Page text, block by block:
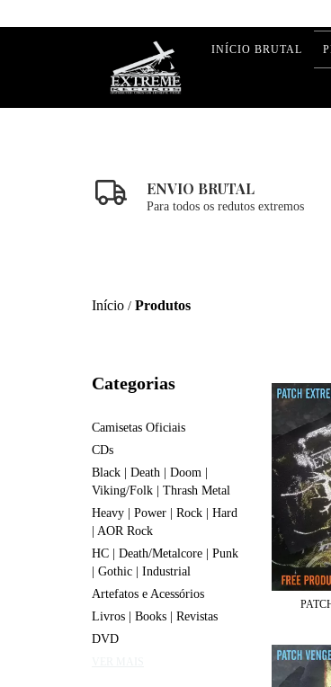
INÍCIO BRUTAL
ENVIO BRUTAL
Para todos os redutos extremos
Início / Produtos
Categorias
Camisetas Oficiais
CDs
Black | Death | Doom |
Viking/Folk | Thrash Metal
Heavy | Power | Rock | Hard
| AOR Rock
HC | Death/Metalcore | Punk
| Gothic | Industrial
Artefatos e Acessórios
Livros | Books | Revistas
DVD